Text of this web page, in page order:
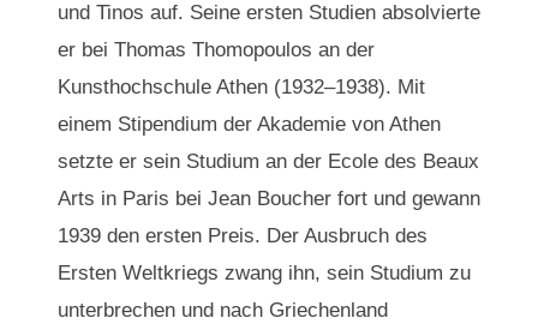
und Tinos auf. Seine ersten Studien absolvierte
er bei Thomas Thomopoulos an der
Kunsthochschule Athen (1932–1938). Mit
einem Stipendium der Akademie von Athen
setzte er sein Studium an der Ecole des Beaux
Arts in Paris bei Jean Boucher fort und gewann
1939 den ersten Preis. Der Ausbruch des
Ersten Weltkriegs zwang ihn, sein Studium zu
unterbrechen und nach Griechenland